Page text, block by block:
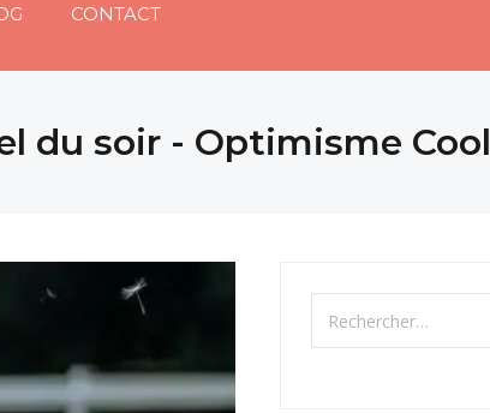
CONTACT
du soir - Optimisme Cool
Rechercher :